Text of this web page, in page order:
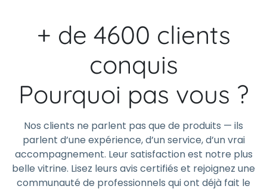
+ de 4600 clients
conquis
Pourquoi pas vous ?
Nos clients ne parlent pas que de produits — ils
parlent d’une expérience, d’un service, d’un vrai
accompagnement. Leur satisfaction est notre plus
belle vitrine. Lisez leurs avis certifiés et rejoignez une
communauté de professionnels qui ont déjà fait le